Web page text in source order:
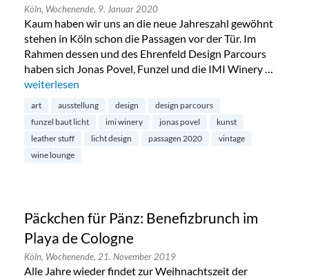
Köln, Wochenende, 9. Januar 2020
Kaum haben wir uns an die neue Jahreszahl gewöhnt
stehen in Köln schon die Passagen vor der Tür. Im
Rahmen dessen und des Ehrenfeld Design Parcours
haben sich Jonas Povel, Funzel und die IMI Winery …
„Wein & Kunst: Ausstellung von IMI, Funzel und Jonas
weiterlesen
art ausstellung design
design parcours
funzel baut licht
imi winery jonas povel
kunst
leather stuff
licht design passagen 2020
vintage
wine lounge
Päckchen für Pänz: Benefizbrunch im
Playa de Cologne
Köln, Wochenende, 21. November 2019
Alle Jahre wieder findet zur Weihnachtszeit der